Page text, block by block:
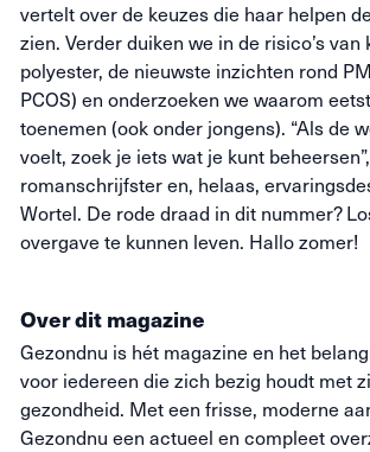
vertelt over de keuzes die haar helpen
zien. Verder duiken we in de risico’s van
polyester, de nieuwste inzichten rond
PCOS) en onderzoeken we waarom
toenemen (ook onder jongens). “Als de
voelt, zoek je iets wat je kunt
romanschrijfster en, helaas,
Wortel. De rode draad in dit nummer?
overgave te kunnen leven. Hallo zomer!
Over dit magazine
Gezondnu is hét magazine en het
voor iedereen die zich bezig houdt met
gezondheid. Met een frisse, moderne
Gezondnu een actueel en compleet